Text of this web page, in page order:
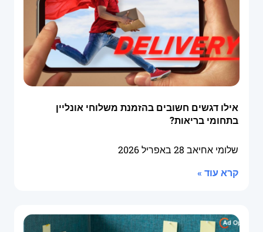
אילו דגשים חשובים בהזמנת משלוחי אונליין
בתחומי בריאות?
שלומי אחיאב 28 באפריל 2026
קרא עוד »